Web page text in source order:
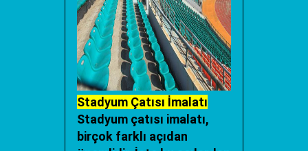
Stadyum Çatısı İmalatı
Stadyum çatısı imalatı,
birçok farklı açıdan